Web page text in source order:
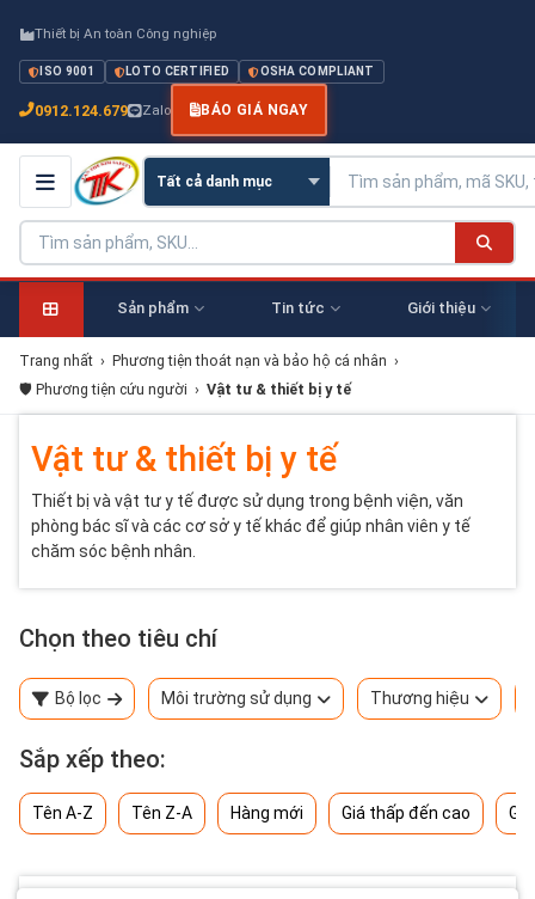
Thiết bị An toàn Công nghiệp
ISO 9001 LOTO CERTIFIED OSHA COMPLIANT
0912.124.679 Zalo BÁO GIÁ NGAY
Sản phẩm Tin tức Giới thiệu
Trang nhất › Phương tiện thoát nạn và bảo hộ cá nhân ›
🛡️ Phương tiện cứu người › Vật tư & thiết bị y tế
Vật tư & thiết bị y tế
Thiết bị và vật tư y tế được sử dụng trong bệnh viện, văn
phòng bác sĩ và các cơ sở y tế khác để giúp nhân viên y tế
chăm sóc bệnh nhân.
Chọn theo tiêu chí
Bộ lọc Môi trường sử dụng Thương hiệu
Sắp xếp theo:
Tên A-Z Tên Z-A Hàng mới Giá thấp đến cao